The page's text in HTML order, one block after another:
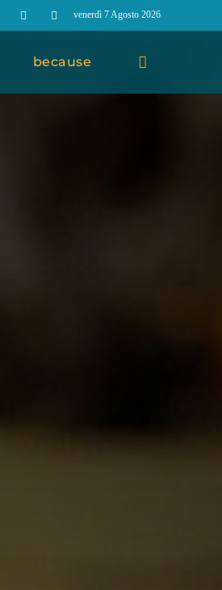
venerdì 7 Agosto 2026
because